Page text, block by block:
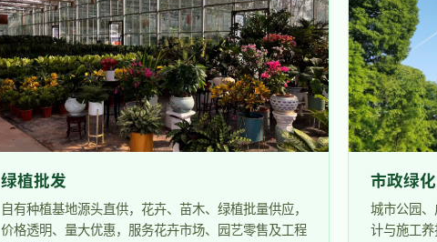
绿植批发
自有种植基地源头直供，花卉、苗木、绿植批量供应，
价格透明、量大优惠，服务花卉市场、园艺零售及工程
市政绿化
城市公园
计与施工养